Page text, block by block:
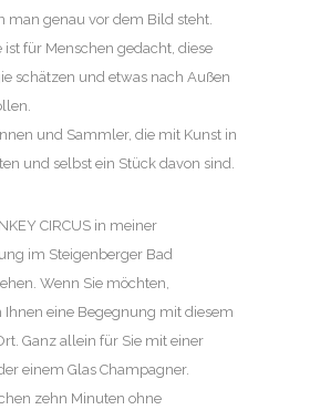
man genau vor dem Bild steht.
ist für Menschen gedacht, diese
schätzen und etwas nach Außen
und Sammler, die mit Kunst in
und selbst ein Stück davon sind.
CIRCUS in meiner
im Steigenberger Bad
Wenn Sie möchten,
Ihnen eine Begegnung mit diesem
Ganz allein für Sie mit einer
einem Glas Champagner.
zehn Minuten ohne